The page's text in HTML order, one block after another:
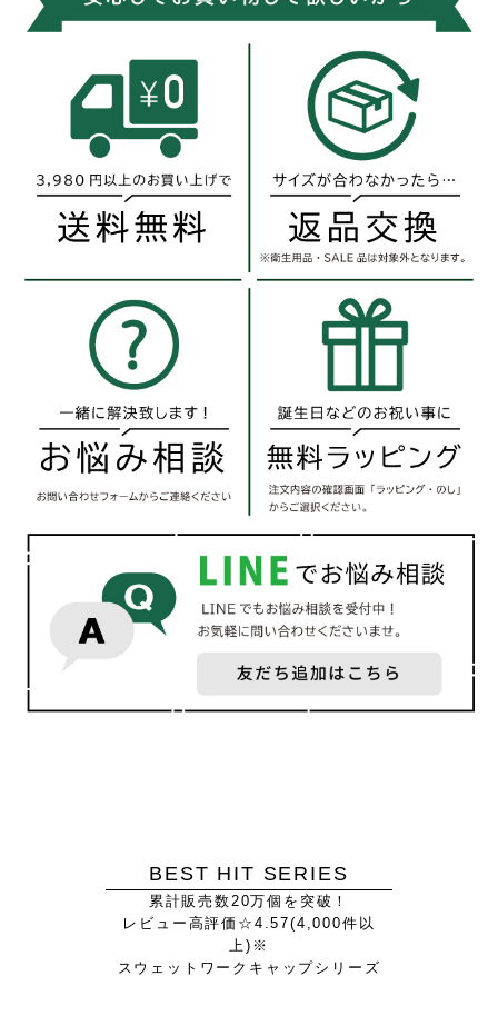
BEST HIT SERIES
累計販売数20万個を突破！
レビュー高評価☆4.57(4,000件以
上)※
スウェットワークキャップシリーズ